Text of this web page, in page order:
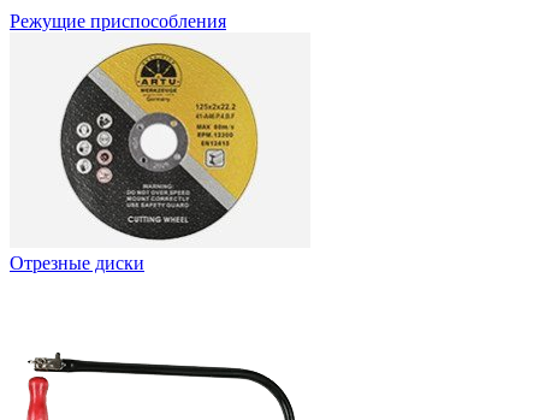
Режущие приспособления
Отрезные диски